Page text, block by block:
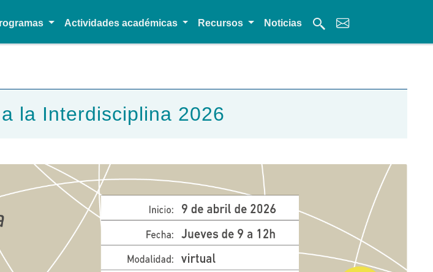
Actividades académicas Recursos Noticias
la Interdisciplina 2026